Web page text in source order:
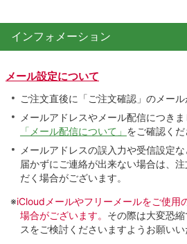
インフォメーション
メール設定について
ご注文直後に「ご注文確認」のメール
メールアドレスやメール配信につき
「メール配信について」 をご確認くだ
メールアドレスの誤入力や受信設定
届かずにご連絡が出来ない場合は、
だく場合がございます。
※iCloudメールやフリーメールをご使用
場合がございます。 その際は大変恐
スをご検討くださいますようお願いい